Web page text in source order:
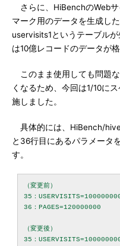
さらに、HiBenchのWeb
マーク用のデータを生成し
uservisits1というテーブル
は10億レコードのデータが格
このまま使用しても問題
くなるため、今回は1/10に
施しました。
具体的には、HiBench/
と36行目にあるパラメータ
す。
（変更前）
35：
36：PAGES=120000000
（変更後）
35：